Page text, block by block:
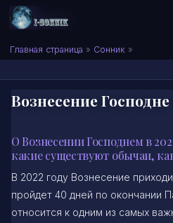
Skip to content
Сонник I-SONNIK.COM
Главная страница » Сонник »
Вознесение Господне
О Вознесении Господнем в
какие существуют обычаи,
В 2022 году Вознесение
пройдет 40 дней по окончании
относится к одним из самых